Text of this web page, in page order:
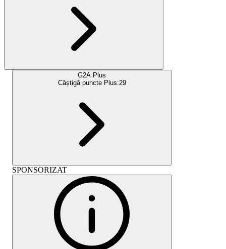
G2A Plus
Câștigă puncte Plus:29
SPONSORIZAT